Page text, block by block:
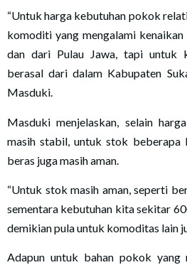
“Untuk harga kebutuhan pokok
komoditi yang mengalami
dan dari Pulau Jawa, tapi untuk
berasal dari dalam Kabupaten
Masduki.
Masduki menjelaskan, selain
masih stabil, untuk stok beberapa
beras juga masih aman.
“Untuk stok masih aman, seperti
sementara kebutuhan kita sekitar
demikian pula untuk komoditas lain
Adapun untuk bahan pokok